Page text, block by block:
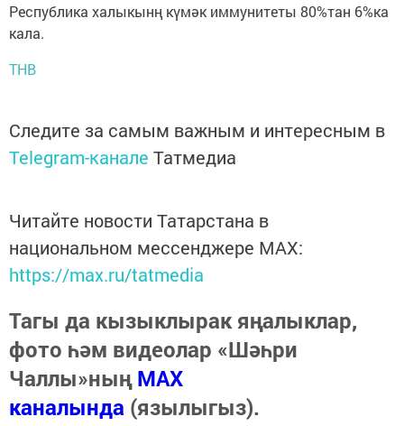
Республика халыкынң күмәк иммунитеты 80%тан 6%ка
кала.
ТНВ
Следите за самым важным и интересным в
Telegram-канале Татмедиа
Читайте новости Татарстана в
национальном мессенджере MАХ:
https://max.ru/tatmedia
Тагы да кызыклырак яңалыклар,
фото һәм видеолар «Шәһри
Чаллы»ныңMAX
каналында (язылыгыз).